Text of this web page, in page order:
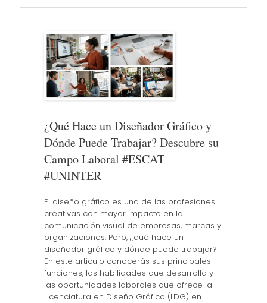
¿Qué Hace un Diseñador Gráfico y
Dónde Puede Trabajar? Descubre su
Campo Laboral #ESCAT
#UNINTER
El diseño gráfico es una de las profesiones
creativas con mayor impacto en la
comunicación visual de empresas, marcas y
organizaciones. Pero, ¿qué hace un
diseñador gráfico y dónde puede trabajar?
En este artículo conocerás sus principales
funciones, las habilidades que desarrolla y
las oportunidades laborales que ofrece la
Licenciatura en Diseño Gráfico (LDG) en…